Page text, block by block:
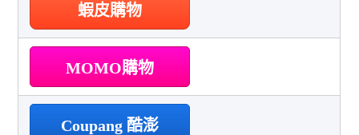
蝦皮購物
MOMO購物
Coupang 酷澎